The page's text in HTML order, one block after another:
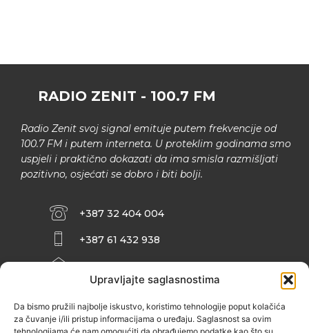
Upravljajte saglasnostima
Da bismo pružili najbolje iskustvo, koristimo tehnologije poput kolačića
za čuvanje i/ili pristup informacijama o uređaju. Saglasnost sa ovim
RADIO ZENIT - 100.7 FM
Radio Zenit svoj signal emituje putem frekvencije od
100.7 FM i putem interneta. U proteklim godinama smo
uspjeli i praktično dokazati da ima smisla razmišljati
pozitivno, osjećati se dobro i biti bolji.
+387 32 404 004
+387 61 432 938
ZENIČANKA, 3. SPRAT), 72000 ZENICA